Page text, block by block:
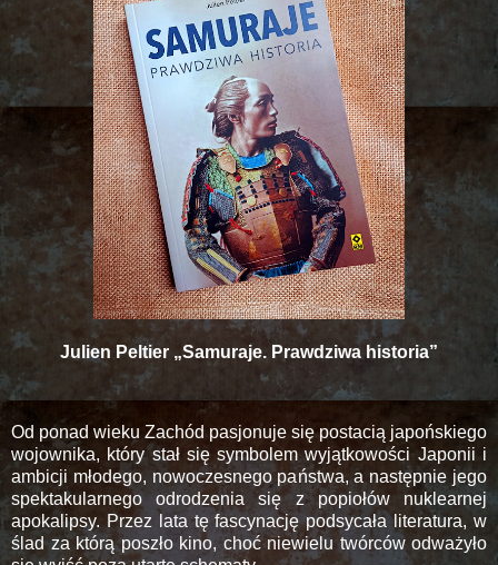
Julien Peltier „Samuraje. Prawdziwa historia”
Od ponad wieku Zachód pasjonuje się postacią japońskiego
wojownika, który stał się symbolem wyjątkowości Japonii i
ambicji młodego, nowoczesnego państwa, a następnie jego
spektakularnego odrodzenia się z popiołów nuklearnej
apokalipsy. Przez lata tę fascynację podsycała literatura, w
ślad za którą poszło kino, choć niewielu twórców odważyło